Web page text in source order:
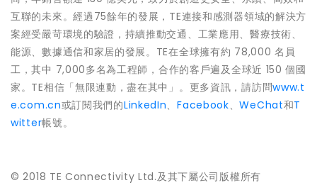
互聯的未來。經過75餘年的發展，TE連接和感測器領域的解決方
案經受嚴苛環境的驗證，持續推動交通、工業應用、醫療技術、
能源、數據通信和家居的發展。TE在全球擁有約 78,000 名員
工，其中 7,000多名為工程師，合作的客戶遍及全球近 150 個國
家。TE相信「無限連動，盡在其中」。更多資訊，請訪問www.t
e.com.cn或訂閱我們的LinkedIn、Facebook、WeChat和T
witter帳號。
© 2018 TE Connectivity Ltd.及其下屬公司版權所有